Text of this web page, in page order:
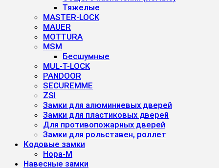
Тяжелые
MASTER-LOCK
MAUER
MOTTURA
MSM
Бесшумные
MUL-T-LOCK
PANDOOR
SECUREMME
ZSI
Замки для алюминиевых дверей
Замки для пластиковых дверей
Для противопожарных дверей
Замки для рольставен, роллет
Кодовые замки
Нора-М
Навесные замки